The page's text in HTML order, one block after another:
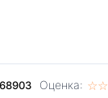
68903 Оценка: ☆☆
★★